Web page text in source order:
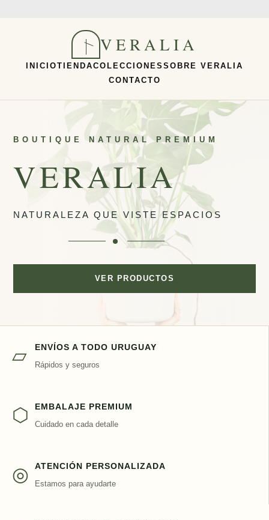
VERALIA
INICIOTIENDACOLECCIONES SOBRE VERALIA
CONTACTO
BOUTIQUE NATURAL PREMIUM
VERALIA
NATURALEZA QUE VISTE ESPACIOS
VER PRODUCTOS
▱ ENVÍOS A TODO URUGUAY
Rápidos y seguros
⬡ EMBALAJE PREMIUM
Cuidado en cada detalle
◎ ATENCIÓN PERSONALIZADA
Estamos para ayudarte